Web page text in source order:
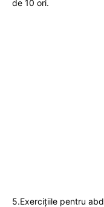
de 10 ori.
5.Exercițiile pentru